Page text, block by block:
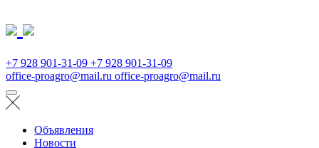
+7 928 901-31-09 +7 928 901-31-09
office-proagro@mail.ru office-proagro@mail.ru
Объявления
Новости